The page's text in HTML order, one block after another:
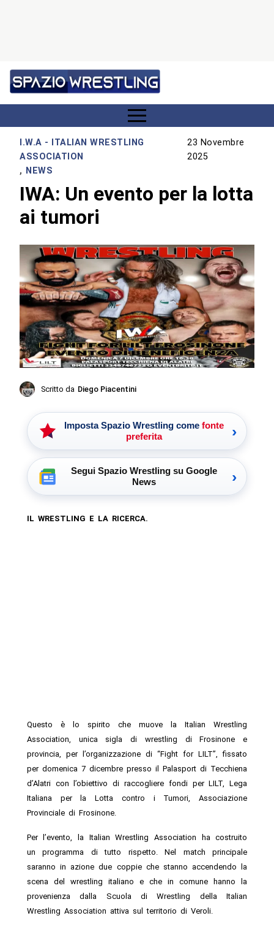
I.W.A - ITALIAN WRESTLING
ASSOCIATION
, NEWS
23 Novembre
2025
IWA: Un evento per la lotta
ai tumori
Scritto da Diego Piacentini
Imposta Spazio Wrestling come fonte
preferita
›
Segui Spazio Wrestling su Google
News
›
IL WRESTLING E LA RICERCA.
Questo è lo spirito che muove la Italian Wrestling
Association, unica sigla di wrestling di Frosinone e
provincia, per l’organizzazione di “Fight for LILT”, fissato
per domenica 7 dicembre presso il Palasport di Tecchiena
d’Alatri con l’obiettivo di raccogliere fondi per LILT, Lega
Italiana per la Lotta contro i Tumori, Associazione
Provinciale di Frosinone.
Per l’evento, la Italian Wrestling Association ha costruito
un programma di tutto rispetto. Nel match principale
saranno in azione due coppie che stanno accendendo la
scena del wrestling italiano e che in comune hanno la
provenienza dalla Scuola di Wrestling della Italian
Wrestling Association attiva sul territorio di Veroli.